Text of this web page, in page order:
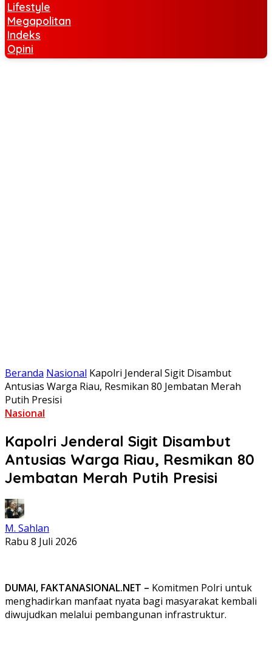
Lifestyle
Megapolitan
Indeks
Opini
Beranda Nasional Kapolri Jenderal Sigit Disambut
Antusias Warga Riau, Resmikan 80 Jembatan Merah
Putih Presisi
Nasional
Kapolri Jenderal Sigit Disambut
Antusias Warga Riau, Resmikan 80
Jembatan Merah Putih Presisi
M. Sahlan
Rabu 8 Juli 2026
DUMAI, FAKTANASIONAL.NET – Komitmen Polri untuk
menghadirkan manfaat nyata bagi masyarakat kembali
diwujudkan melalui pembangunan infrastruktur.